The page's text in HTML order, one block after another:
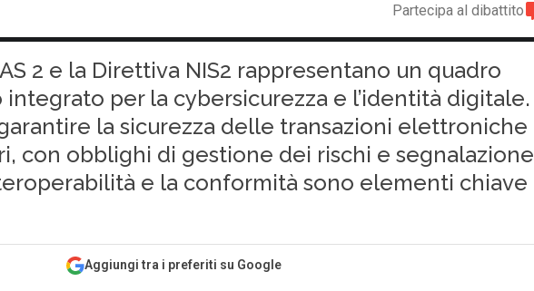
Partecipa al dibattito
2 e la Direttiva NIS2 rappresentano un quadro
per la cybersicurezza e l’identità digitale.
la sicurezza delle transazioni elettroniche
con obblighi di gestione dei rischi e segnalazione
e la conformità sono elementi chiave
Aggiungi tra i preferiti su Google